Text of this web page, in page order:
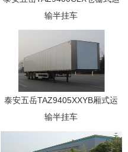
输半挂车
泰安五岳TAZ9405XXYB厢式运
输半挂车